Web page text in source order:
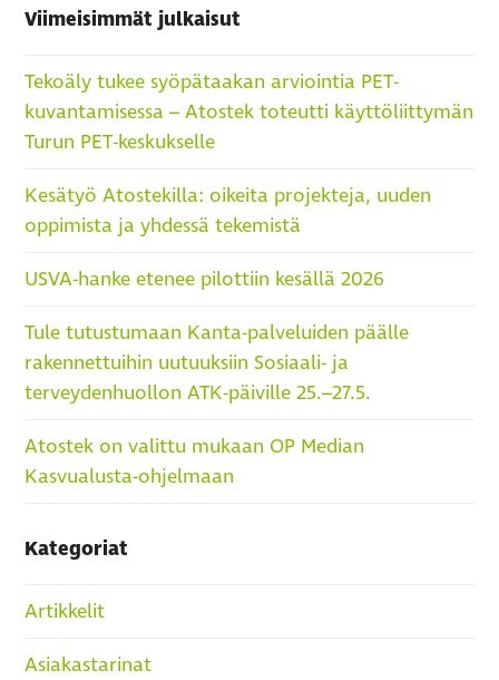
Viimeisimmät julkaisut
Tekoäly tukee syöpätaakan arviointia PET-
kuvantamisessa – Atostek toteutti käyttöliittymän
Turun PET-keskukselle
Kesätyö Atostekilla: oikeita projekteja, uuden
oppimista ja yhdessä tekemistä
USVA-hanke etenee pilottiin kesällä 2026
Tule tutustumaan Kanta-palveluiden päälle
rakennettuihin uutuuksiin Sosiaali- ja
terveydenhuollon ATK-päiville 25.–27.5.
Atostek on valittu mukaan OP Median
Kasvualusta-ohjelmaan
Kategoriat
Artikkelit
Asiakastarinat